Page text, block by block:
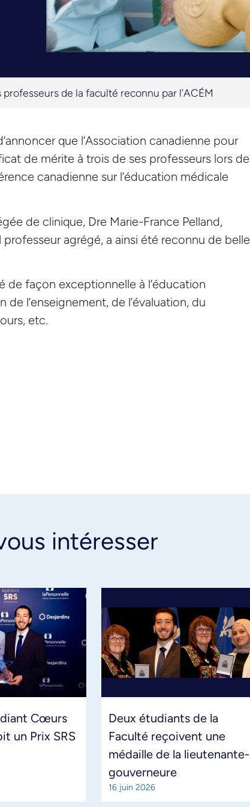
de la faculté reconnu par l’ACÉM
que l’Association canadienne pour
de mérite à trois de ses professeurs lors de
canadienne sur l’éducation médicale
de clinique, Dre Marie-France Pelland,
agrégé, a ainsi été reconnu de belle
de façon exceptionnelle à l’éducation
l’enseignement, de l’évaluation, du
etc.
intéresser
Cœurs
un Prix SRS
Deux étudiants de la
Faculté reçoivent une
médaille de la lieutenante-
gouverneure
16 juin 2026